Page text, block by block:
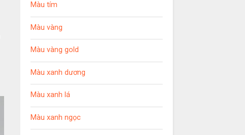
Màu tím
Màu vàng
Màu vàng gold
Màu xanh dương
Màu xanh lá
Màu xanh ngọc